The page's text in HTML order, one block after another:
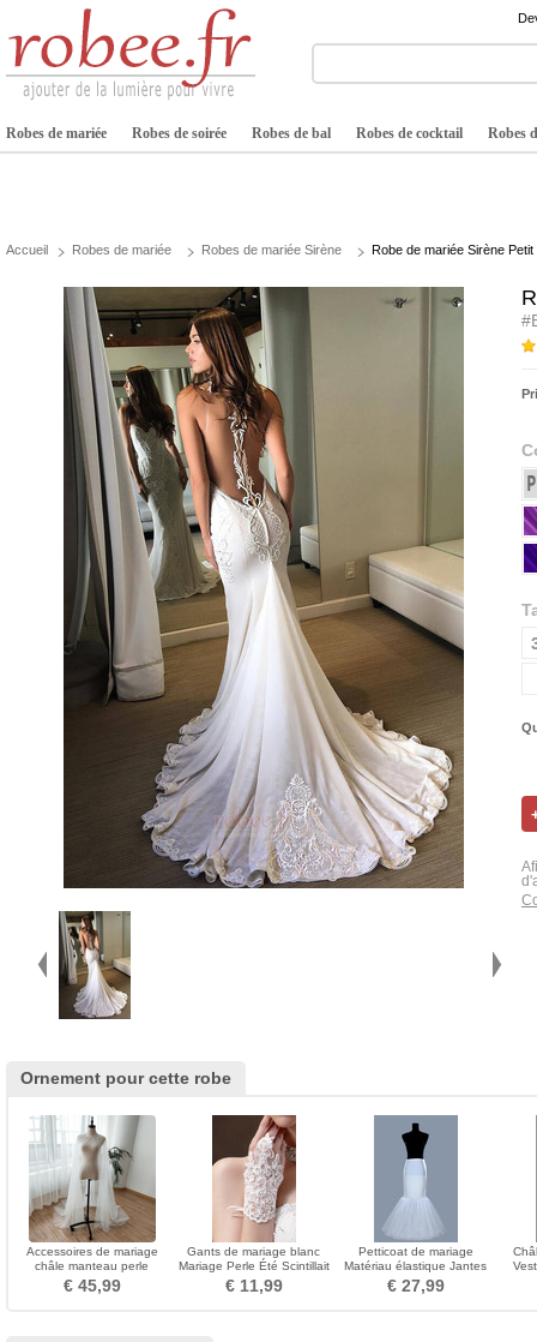
Robes de mariée Robes de soirée Robes de bal Robes de cocktail Robes
Accueil Robes de mariée Robes de mariée Sirène Robe de mariée Sirène
Ornement pour cette robe
Accessoires de mariage
châle manteau perle
mariage cape
€ 45,99
Gants de mariage blanc
Mariage Perle Été Scintillait
Mitaine
€ 11,99
Petticoat de mariage
Matériau élastique Jantes
simples Robe pleine
€ 27,99